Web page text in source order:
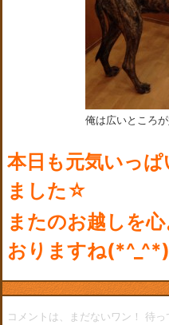
俺は広いところ
本日も元気いっ
ました☆
またのお越しを
おりますね(*^_^*)
コメントは、まだないワン！待っ